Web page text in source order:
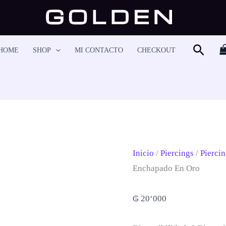
SHOP MI CONTACTO CHECKOUT
Inicio / Piercings /
Enchapado En Oro
₲20‘000
&
Dangle-
M236A